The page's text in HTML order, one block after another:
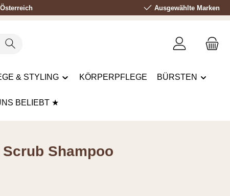
Ausgewählte Marken
& STYLING KÖRPERPFLEGE BÜRSTEN
BELIEBT ★
Scrub Shampoo